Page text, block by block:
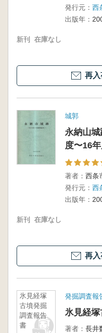
発行元： 西
出版年：
新刊 在庫なし
再
城郭
永納山
度〜16
著者： 西条
発行元： 西
出版年：
新刊 在庫なし
再
氷見経塚
古墳発掘
調査報告
書
発掘調査報
氷見経
著者： 長井